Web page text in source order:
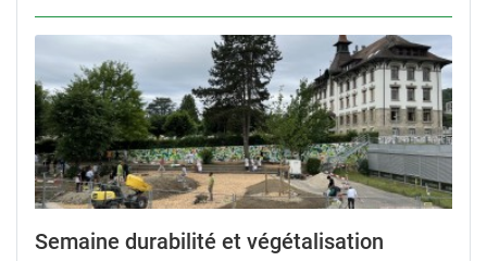
Semaine durabilité et végétalisation